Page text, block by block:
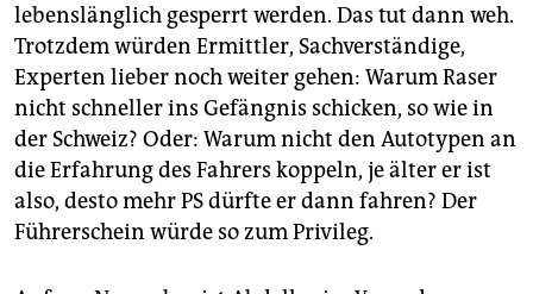
lebenslänglich gesperrt werden. Das tut dann weh.
Trotzdem würden Ermittler, Sachverständige,
Experten lieber noch weiter gehen: Warum Raser
nicht schneller ins Gefängnis schicken, so wie in
der Schweiz? Oder: Warum nicht den Autotypen an
die Erfahrung des Fahrers koppeln, je älter er ist
also, desto mehr PS dürfte er dann fahren? Der
Führerschein würde so zum Privileg.